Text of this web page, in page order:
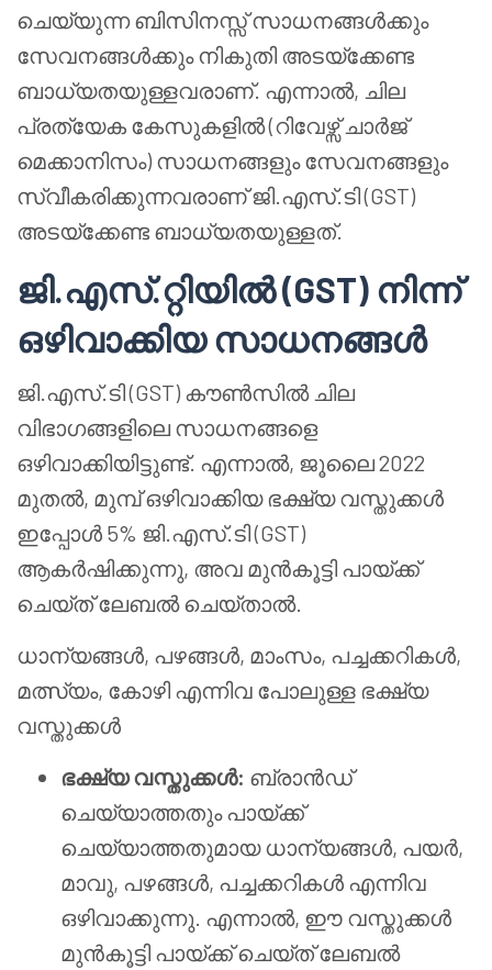
ചെയ്യുന്ന ബിസിനസ്സ് സാധനങ്ങൾക്കും
സേവനങ്ങൾക്കും നികുതി അടയ്ക്കേണ്ട
ബാധ്യതയുള്ളവരാണ്. എന്നാൽ, ചില
പ്രത്യേക കേസുകളിൽ (റിവേഴ്സ് ചാർജ്
മെക്കാനിസം) സാധനങ്ങളും സേവനങ്ങളും
സ്വീകരിക്കുന്നവരാണ് ജി.എസ്.ടി (GST)
അടയ്ക്കേണ്ട ബാധ്യതയുള്ളത്.
ജി.എസ്.റ്റിയിൽ (GST) നിന്ന്
ഒഴിവാക്കിയ സാധനങ്ങൾ
ജി.എസ്.ടി (GST) കൗൺസിൽ ചില
വിഭാഗങ്ങളിലെ സാധനങ്ങളെ
ഒഴിവാക്കിയിട്ടുണ്ട്. എന്നാൽ, ജൂലൈ 2022
മുതൽ, മുമ്പ് ഒഴിവാക്കിയ ഭക്ഷ്യ വസ്തുക്കൾ
ഇപ്പോൾ 5% ജി.എസ്.ടി (GST)
ആകർഷിക്കുന്നു, അവ മുൻകൂട്ടി പായ്ക്ക്
ചെയ്ത് ലേബൽ ചെയ്താൽ.
ധാന്യങ്ങൾ, പഴങ്ങൾ, മാംസം, പച്ചക്കറികൾ,
മത്സ്യം, കോഴി എന്നിവ പോലുള്ള ഭക്ഷ്യ
വസ്തുക്കൾ
ഭക്ഷ്യ വസ്തുക്കൾ: ബ്രാൻഡ്
ചെയ്യാത്തതും പായ്ക്ക്
ചെയ്യാത്തതുമായ ധാന്യങ്ങൾ, പയർ,
മാവു, പഴങ്ങൾ, പച്ചക്കറികൾ എന്നിവ
ഒഴിവാക്കുന്നു. എന്നാൽ, ഈ വസ്തുക്കൾ
മുൻകൂട്ടി പായ്ക്ക് ചെയ്ത് ലേബൽ